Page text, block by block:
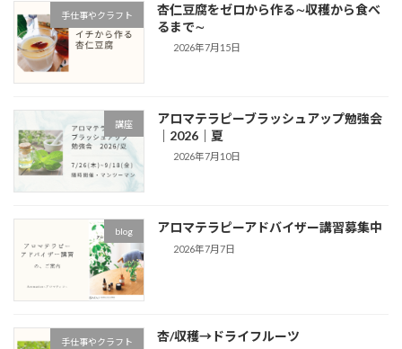
手仕事やクラフト
杏仁豆腐をゼロから作る∼収穫から食べ
るまで∼
2026年7月15日
講座
アロマテラピーブラッシュアップ勉強会
｜2026｜夏
2026年7月10日
blog アロマテラピーアドバイザー講習募集中
2026年7月7日
手仕事やクラフト 杏/収穫→ドライフルーツ